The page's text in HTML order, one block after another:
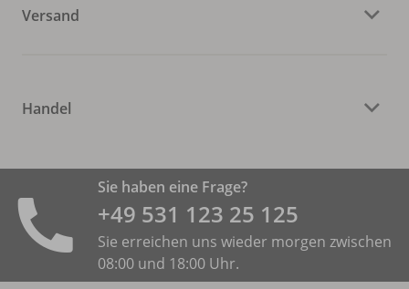
Versand
Handel
Sie haben eine Frage?
+49 531 ­123 25 125
Sie erreichen uns wieder morgen zwischen
08:00 und 18:00 Uhr.